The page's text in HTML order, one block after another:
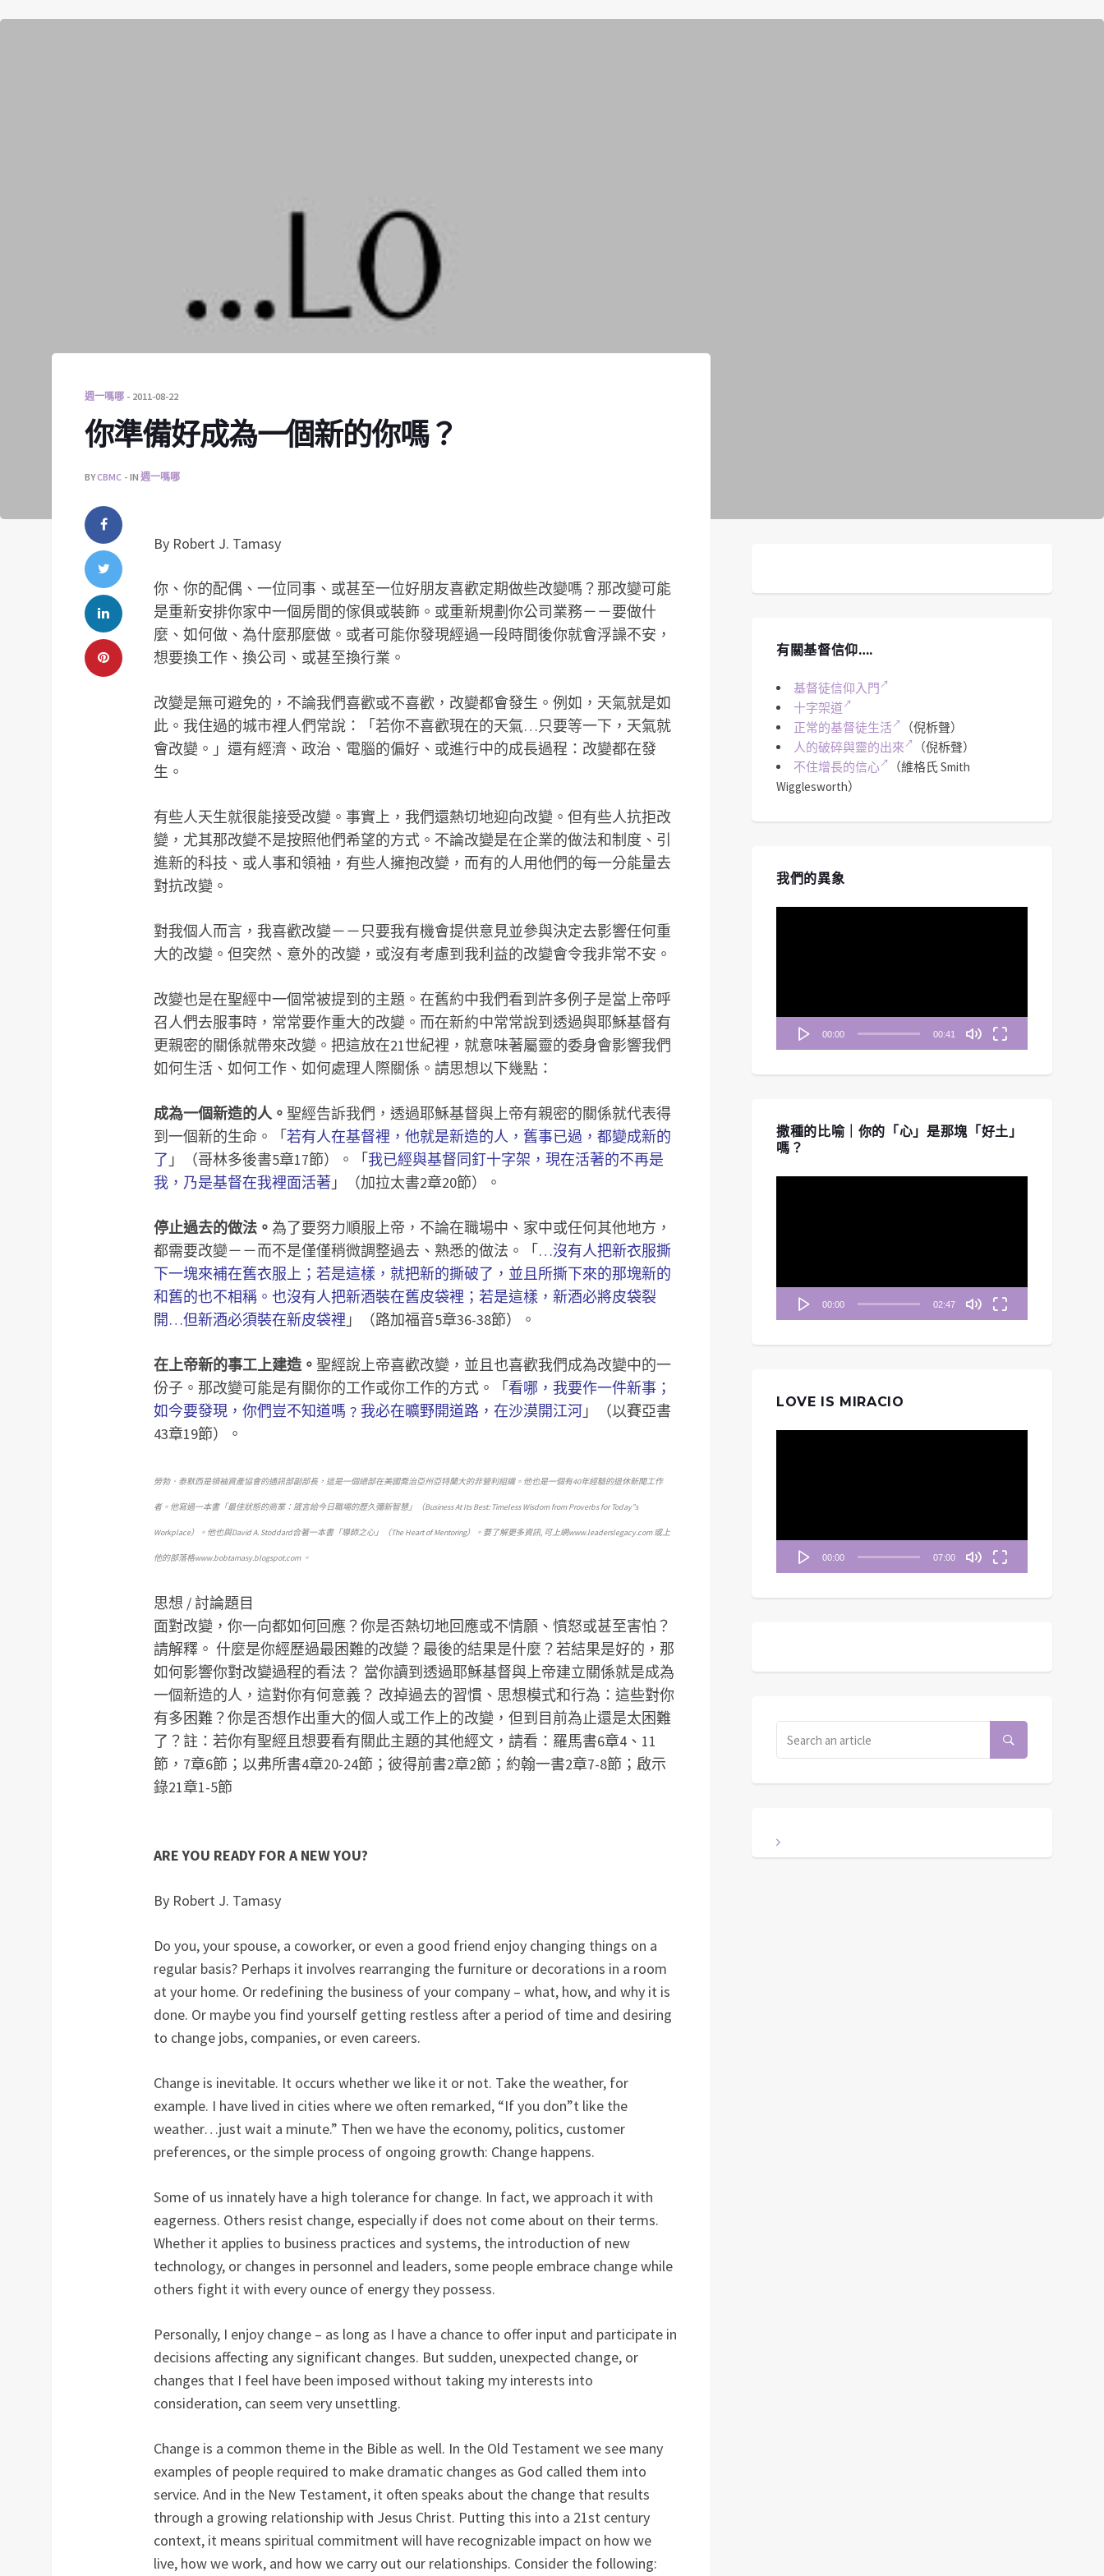
週一嗎哪 2011-08-22
你準備好成為一個新的你嗎？
BYCBMC IN 週一嗎哪
By Robert J. Tamasy
你、你的配偶、一位同事、或甚至一位好朋友喜歡定期做些改變嗎？那改變可能
是重新安排你家中一個房間的傢俱或裝飾。或重新規劃你公司業務－－要做什
麼、如何做、為什麼那麼做。或者可能你發現經過一段時間後你就會浮譟不安，
想要換工作、換公司、或甚至換行業。
改變是無可避免的，不論我們喜歡或不喜歡，改變都會發生。例如，天氣就是如
此。我住過的城市裡人們常說：「若你不喜歡現在的天氣…只要等一下，天氣就
會改變。」還有經濟、政治、電腦的偏好、或進行中的成長過程：改變都在發
生。
有些人天生就很能接受改變。事實上，我們還熱切地迎向改變。但有些人抗拒改
變，尤其那改變不是按照他們希望的方式。不論改變是在企業的做法和制度、引
進新的科技、或人事和領袖，有些人擁抱改變，而有的人用他們的每一分能量去
對抗改變。
對我個人而言，我喜歡改變－－只要我有機會提供意見並參與決定去影響任何重
大的改變。但突然、意外的改變，或沒有考慮到我利益的改變會令我非常不安。
改變也是在聖經中一個常被提到的主題。在舊約中我們看到許多例子是當上帝呼
召人們去服事時，常常要作重大的改變。而在新約中常常說到透過與耶穌基督有
更親密的關係就帶來改變。把這放在21世紀裡，就意味著屬靈的委身會影響我們
如何生活、如何工作、如何處理人際關係。請思想以下幾點：
成為一個新造的人。 聖經告訴我們，透過耶穌基督與上帝有親密的關係就代表得
到一個新的生命。「若有人在基督裡，他就是新造的人，舊事已過，都變成新的
了 」（哥林多後書5章17節）。「我已經與基督同釘十字架，現在活著的不再是
我，乃是基督在我裡面活著 」（加拉太書2章20節）。
停止過去的做法。 為了要努力順服上帝，不論在職場中、家中或任何其他地方，
都需要改變－－而不是僅僅稍微調整過去、熟悉的做法。「…沒有人把新衣服撕
下一塊來補在舊衣服上；若是這樣，就把新的撕破了，並且所撕下來的那塊新的
和舊的也不相稱。也沒有人把新酒裝在舊皮袋裡；若是這樣，新酒必將皮袋裂
開…但新酒必須裝在新皮袋裡 」（路加福音5章36-38節）。
在上帝新的事工上建造。 聖經說上帝喜歡改變，並且也喜歡我們成為改變中的一
份子。那改變可能是有關你的工作或你工作的方式。「看哪，我要作一件新事；
如今要發現，你們豈不知道嗎﹖我必在曠野開道路，在沙漠開江河 」（以賽亞書
43章19節）。
勞勃．泰默西是領袖資產協會的通訊部副部長，這是一個總部在美國喬治亞州亞特蘭大的非營利組織。他也是一個有40年經驗的退休新聞工作
者。他寫過一本書「最佳狀態的商業：箴言給今日職場的歷久彌新智慧」（Business At Its Best: Timeless Wisdom from Proverbs for Today”s
Workplace）。他也與David A. Stoddard合著一本書「導師之心」（The Heart of Mentoring）。要了解更多資訊, 可上網www.leaderslegacy.com 或上
他的部落格www.bobtamasy.blogspot.com 。
思想 / 討論題目
面對改變，你一向都如何回應？你是否熱切地回應或不情願、憤怒或甚至害怕？
請解釋。 什麼是你經歷過最困難的改變？最後的結果是什麼？若結果是好的，那
如何影響你對改變過程的看法？ 當你讀到透過耶穌基督與上帝建立關係就是成為
一個新造的人，這對你有何意義？ 改掉過去的習慣、思想模式和行為：這些對你
有多困難？你是否想作出重大的個人或工作上的改變，但到目前為止還是太困難
了？註：若你有聖經且想要看有關此主題的其他經文，請看： 羅馬書6章4、11
節，7章6節；以弗所書4章20-24節；彼得前書2章2節；約翰一書2章7-8節；啟示
錄21章1-5節
ARE YOU READY FOR A NEW YOU?
By Robert J. Tamasy
Do you, your spouse, a coworker, or even a good friend enjoy changing things on a
regular basis? Perhaps it involves rearranging the furniture or decorations in a room
at your home. Or redefining the business of your company – what, how, and why it is
done. Or maybe you find yourself getting restless after a period of time and desiring
to change jobs, companies, or even careers.
Change is inevitable. It occurs whether we like it or not. Take the weather, for
example. I have lived in cities where we often remarked, “If you don”t like the
weather…just wait a minute.” Then we have the economy, politics, customer
preferences, or the simple process of ongoing growth: Change happens.
Some of us innately have a high tolerance for change. In fact, we approach it with
eagerness. Others resist change, especially if does not come about on their terms.
Whether it applies to business practices and systems, the introduction of new
technology, or changes in personnel and leaders, some people embrace change while
others fight it with every ounce of energy they possess.
Personally, I enjoy change – as long as I have a chance to offer input and participate in
decisions affecting any significant changes. But sudden, unexpected change, or
changes that I feel have been imposed without taking my interests into
consideration, can seem very unsettling.
Change is a common theme in the Bible as well. In the Old Testament we see many
examples of people required to make dramatic changes as God called them into
service. And in the New Testament, it often speaks about the change that results
through a growing relationship with Jesus Christ. Putting this into a 21st century
context, it means spiritual commitment will have recognizable impact on how we
live, how we work, and how we carry out our relationships. Consider the following:
有關基督信仰….
基督徒信仰入門
十字架道
正常的基督徒生活
（倪柝聲）
人的破碎與靈的出來
（倪柝聲）
不住增長的信心
（維格氏 Smith
Wigglesworth）
我們的異象
00:00 00:41
撒種的比喻｜你的「心」是那塊「好土」
嗎？
00:00 02:47
LOVE IS MIRACIO
00:00 07:00